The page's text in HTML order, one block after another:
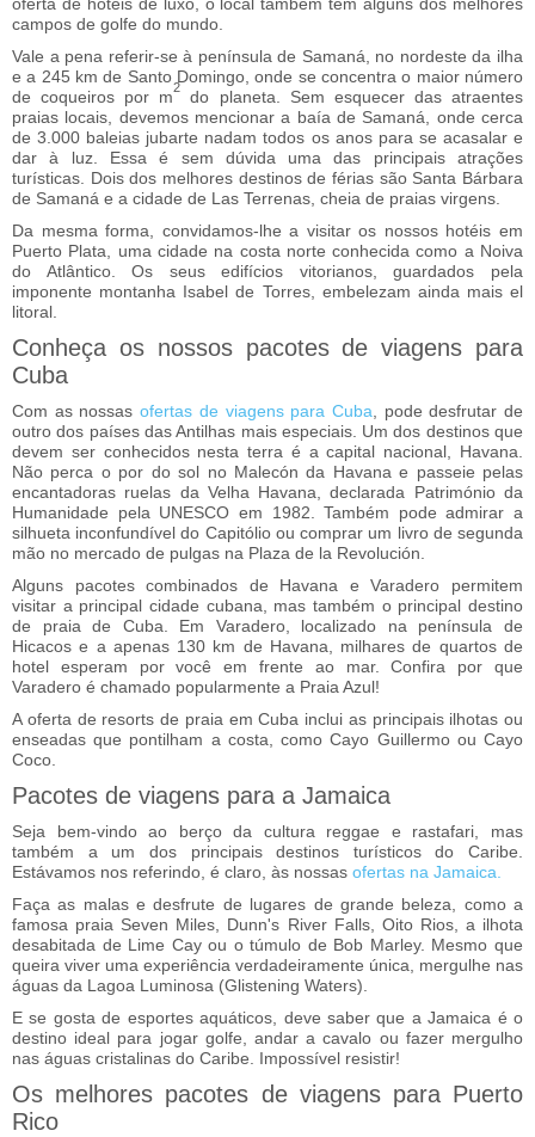
campos de golfe do mundo.
Vale a pena referir-se à península de Samaná, no nordeste da ilha
e a 245 km de Santo Domingo, onde se concentra o maior número
de coqueiros por m
2
do planeta. Sem esquecer das atraentes
praias locais, devemos mencionar a baía de Samaná, onde cerca
de 3.000 baleias jubarte nadam todos os anos para se acasalar e
dar à luz. Essa é sem dúvida uma das principais atrações
turísticas. Dois dos melhores destinos de férias são Santa Bárbara
de Samaná e a cidade de Las Terrenas, cheia de praias virgens.
Da mesma forma, convidamos-lhe a visitar os nossos hotéis em
Puerto Plata, uma cidade na costa norte conhecida como a Noiva
do Atlântico. Os seus edifícios vitorianos, guardados pela
imponente montanha Isabel de Torres, embelezam ainda mais el
litoral.
Conheça os nossos pacotes de viagens para
Cuba
Com as nossasofertas de viagens para Cuba , pode desfrutar de
outro dos países das Antilhas mais especiais. Um dos destinos que
devem ser conhecidos nesta terra é a capital nacional, Havana.
Não perca o por do sol no Malecón da Havana e passeie pelas
encantadoras ruelas da Velha Havana, declarada Património da
Humanidade pela UNESCO em 1982. Também pode admirar a
silhueta inconfundível do Capitólio ou comprar um livro de segunda
mão no mercado de pulgas na Plaza de la Revolución.
Alguns pacotes combinados de Havana e Varadero permitem
visitar a principal cidade cubana, mas também o principal destino
de praia de Cuba. Em Varadero, localizado na península de
Hicacos e a apenas 130 km de Havana, milhares de quartos de
hotel esperam por você em frente ao mar. Confira por que
Varadero é chamado popularmente a Praia Azul!
A oferta de resorts de praia em Cuba inclui as principais ilhotas ou
enseadas que pontilham a costa, como Cayo Guillermo ou Cayo
Coco.
Pacotes de viagens para a Jamaica
Seja bem-vindo ao berço da cultura reggae e rastafari, mas
também a um dos principais destinos turísticos do Caribe.
Estávamos nos referindo, é claro, às nossas ofertas na Jamaica
Faça as malas e desfrute de lugares de grande beleza, como a
famosa praia Seven Miles, Dunn's River Falls, Oito Rios, a ilhota
desabitada de Lime Cay ou o túmulo de Bob Marley. Mesmo que
queira viver uma experiência verdadeiramente única, mergulhe nas
águas da Lagoa Luminosa (Glistening Waters).
E se gosta de esportes aquáticos, deve saber que a Jamaica é o
destino ideal para jogar golfe, andar a cavalo ou fazer mergulho
nas águas cristalinas do Caribe. Impossível resistir!
Os melhores pacotes de viagens para Puerto
Rico